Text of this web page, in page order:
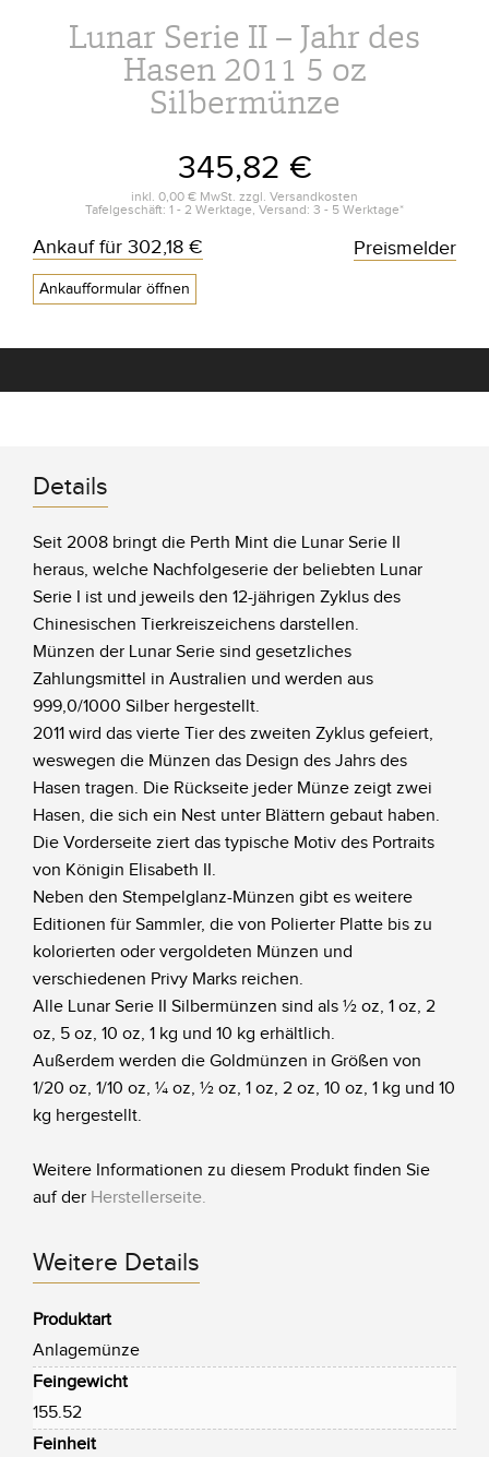
Lunar Serie II – Jahr des
Hasen 2011 5 oz
Silbermünze
345,82 €
inkl. 0,00 € MwSt. zzgl. Versandkosten
Tafelgeschäft: 1 - 2 Werktage, Versand: 3 - 5 Werktage*
Ankauf für 302,18 €
Ankaufformular öffnen
Preismelder
Details
Seit 2008 bringt die Perth Mint die Lunar Serie II
heraus, welche Nachfolgeserie der beliebten Lunar
Serie I ist und jeweils den 12-jährigen Zyklus des
Chinesischen Tierkreiszeichens darstellen.
Münzen der Lunar Serie sind gesetzliches
Zahlungsmittel in Australien und werden aus
999,0/1000 Silber hergestellt.
2011 wird das vierte Tier des zweiten Zyklus gefeiert,
weswegen die Münzen das Design des Jahrs des
Hasen tragen. Die Rückseite jeder Münze zeigt zwei
Hasen, die sich ein Nest unter Blättern gebaut haben.
Die Vorderseite ziert das typische Motiv des Portraits
von Königin Elisabeth II.
Neben den Stempelglanz-Münzen gibt es weitere
Editionen für Sammler, die von Polierter Platte bis zu
kolorierten oder vergoldeten Münzen und
verschiedenen Privy Marks reichen.
Alle Lunar Serie II Silbermünzen sind als ½ oz, 1 oz, 2
oz, 5 oz, 10 oz, 1 kg und 10 kg erhältlich.
Außerdem werden die Goldmünzen in Größen von
1/20 oz, 1/10 oz, ¼ oz, ½ oz, 1 oz, 2 oz, 10 oz, 1 kg und 10
kg hergestellt.
Weitere Informationen zu diesem Produkt finden Sie
auf der Herstellerseite.
Weitere Details
Produktart
Anlagemünze
Feingewicht
155.52
Feinheit